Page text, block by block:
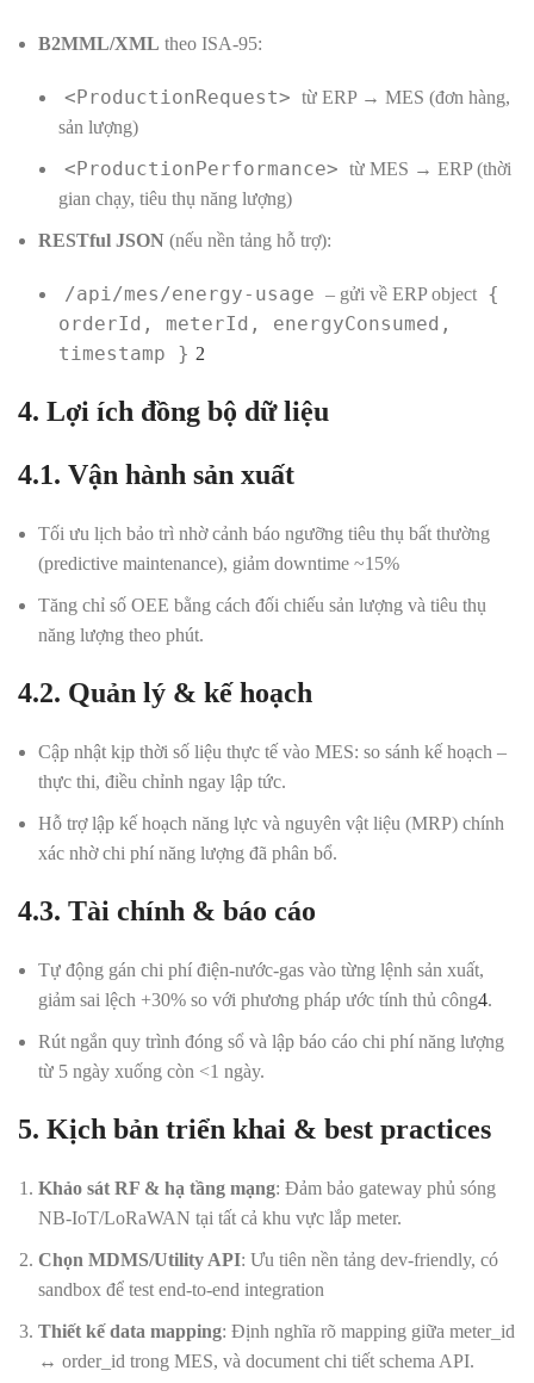
B2MML/XML theo ISA-95:
<ProductionRequest> từ ERP → MES (đơn hàng,
sản lượng)
<ProductionPerformance> từ MES → ERP (thời
gian chạy, tiêu thụ năng lượng)
RESTful JSON (nếu nền tảng hỗ trợ):
/api/mes/energy-usage – gửi về ERP object {
orderId, meterId, energyConsumed,
timestamp } 2
4. Lợi ích đồng bộ dữ liệu
4.1. Vận hành sản xuất
Tối ưu lịch bảo trì nhờ cảnh báo ngưỡng tiêu thụ bất thường
(predictive maintenance), giảm downtime ~15%
Tăng chỉ số OEE bằng cách đối chiếu sản lượng và tiêu thụ
năng lượng theo phút.
4.2. Quản lý & kế hoạch
Cập nhật kịp thời số liệu thực tế vào MES: so sánh kế hoạch –
thực thi, điều chỉnh ngay lập tức.
Hỗ trợ lập kế hoạch năng lực và nguyên vật liệu (MRP) chính
xác nhờ chi phí năng lượng đã phân bổ.
4.3. Tài chính & báo cáo
Tự động gán chi phí điện-nước-gas vào từng lệnh sản xuất,
giảm sai lệch +30% so với phương pháp ước tính thủ công4.
Rút ngắn quy trình đóng sổ và lập báo cáo chi phí năng lượng
từ 5 ngày xuống còn <1 ngày.
5. Kịch bản triển khai & best practices
Khảo sát RF & hạ tầng mạng: Đảm bảo gateway phủ sóng
NB-IoT/LoRaWAN tại tất cả khu vực lắp meter.
Chọn MDMS/Utility API: Ưu tiên nền tảng dev-friendly, có
sandbox để test end-to-end integration
Thiết kế data mapping: Định nghĩa rõ mapping giữa meter_id
↔ order_id trong MES, và document chi tiết schema API.